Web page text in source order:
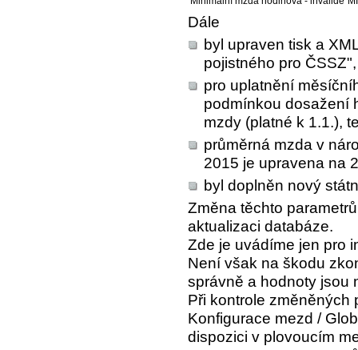
Dále
byl upraven tisk a
pojistného pro ČSSZ",
pro uplatnění
podmínkou dosažení
mzdy (platné k 1.1.),
průměrná mzda v
2015 je upravena na
byl doplněn nový
Změna těchto
aktualizaci databáze.
Zde je uvádíme jen pro
Není však na škodu
správně a hodnoty jsou
Při kontrole změněných
Konfigurace mezd /
dispozici v plovoucím